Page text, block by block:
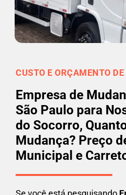
CUSTO E ORÇAMENTO
Empresa de
São Paulo para
do Socorro,
Mudança? Preço
Municipal e